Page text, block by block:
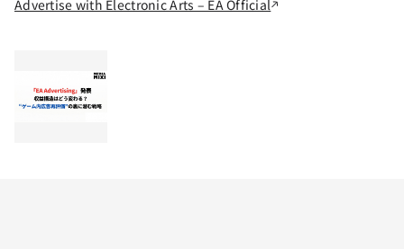
Advertise with Electronic Arts – EA Official